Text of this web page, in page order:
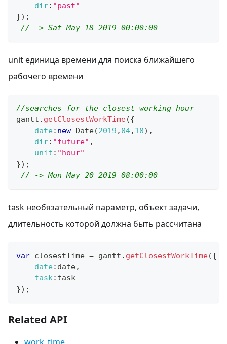
dir: "past"
}) ;
// -> Sat May 18 2019 00:00:00
unit единица времени для поиска ближайшего
рабочего времени
//searches for the closest working hour
gantt . getClosestWorkTime({
date: new Date(2019 , 04, 18) ,
dir: "future" ,
unit : "hour"
}) ;
// -> Mon May 20 2019 08:00:00
task необязательный параметр, объект задачи,
длительность которой должна быть рассчитана
var closestTime = gantt . getClosestWorkTime({
date: date,
task: task
}) ;
Related API